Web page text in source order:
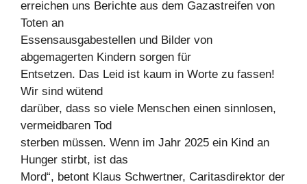
erreichen uns Berichte aus dem Gazastreifen von
Toten an
Essensausgabestellen und Bilder von
abgemagerten Kindern sorgen für
Entsetzen. Das Leid ist kaum in Worte zu fassen!
Wir sind wütend
darüber, dass so viele Menschen einen sinnlosen,
vermeidbaren Tod
sterben müssen. Wenn im Jahr 2025 ein Kind an
Hunger stirbt, ist das
Mord“, betont Klaus Schwertner, Caritasdirektor der